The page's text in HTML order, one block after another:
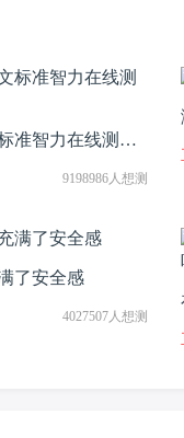
准智力在线测试
9198986人想测
了安全感
4027507人想测